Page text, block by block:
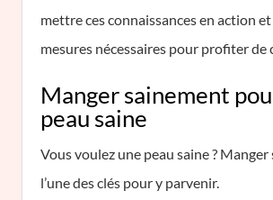
mettre ces connaissances en action
mesures nécessaires pour profiter de
Manger sainement
peau saine
Vous voulez une peau saine ?
l’une des clés pour y parvenir.